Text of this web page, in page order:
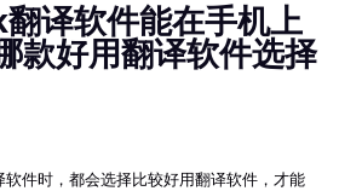
译软件能在手机上
款好用翻译软件选择
件时，都会选择比较好用翻译软件，才能